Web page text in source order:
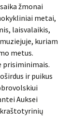
žmonai
metai,
laisvalaikis,
kuriam
metus.
prisiminimais.
ir puikus
Auksei